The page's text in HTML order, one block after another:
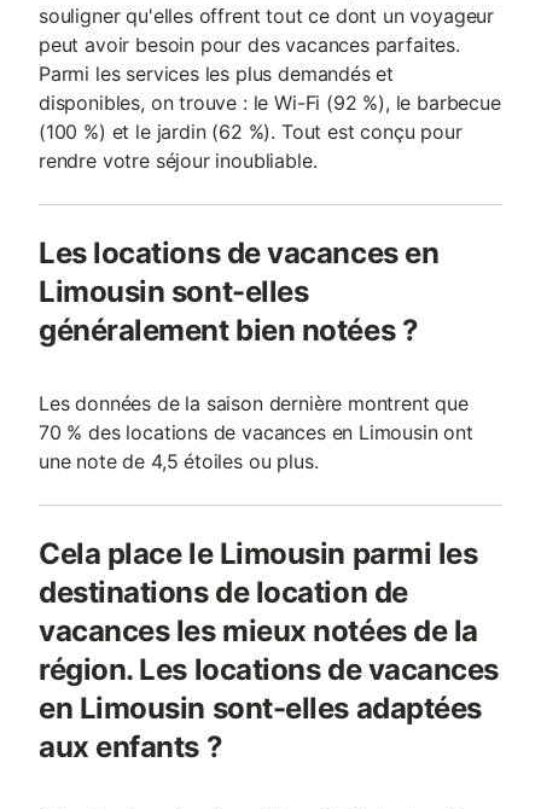
souligner qu'elles offrent tout ce dont un voyageur
peut avoir besoin pour des vacances parfaites.
Parmi les services les plus demandés et
disponibles, on trouve : le Wi-Fi (92 %), le barbecue
(100 %) et le jardin (62 %). Tout est conçu pour
rendre votre séjour inoubliable.
Les locations de vacances en
Limousin sont-elles
généralement bien notées ?
Les données de la saison dernière montrent que
70 % des locations de vacances en Limousin ont
une note de 4,5 étoiles ou plus.
Cela place le Limousin parmi les
destinations de location de
vacances les mieux notées de la
région. Les locations de vacances
en Limousin sont-elles adaptées
aux enfants ?